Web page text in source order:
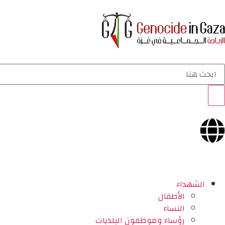
الشهداء
الأطفال
النساء
رؤساء وموظفون البلديات